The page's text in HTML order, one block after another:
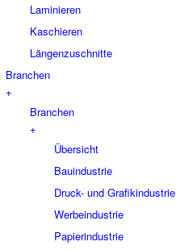
Laminieren
Kaschieren
Längenzuschnitte
Branchen
+
Branchen
+
Übersicht
Bauindustrie
Druck- und Grafikindustrie
Werbeindustrie
Papierindustrie